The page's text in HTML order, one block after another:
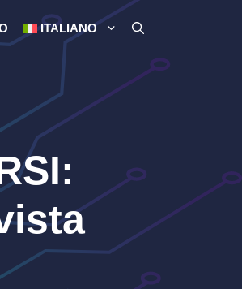
ITALIANO